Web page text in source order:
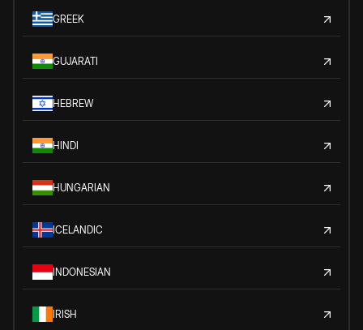
GREEK
GUJARATI
HEBREW
HINDI
HUNGARIAN
ICELANDIC
INDONESIAN
IRISH